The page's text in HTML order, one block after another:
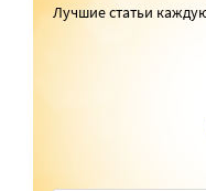
Лучшие статьи